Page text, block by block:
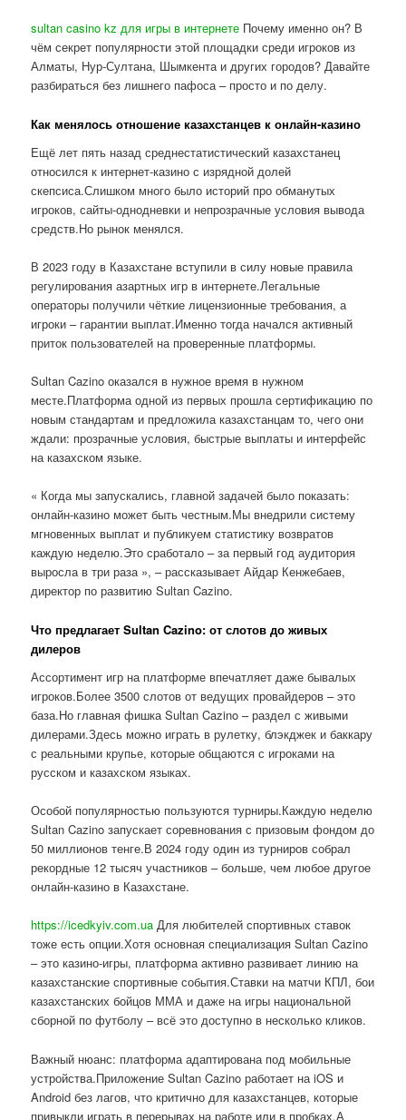
sultan casino kz для игры в интернете Почему именно он? В
чём секрет популярности этой площадки среди игроков из
Алматы, Нур-Султана, Шымкента и других городов? Давайте
разбираться без лишнего пафоса – просто и по делу.
Как менялось отношение казахстанцев к онлайн-казино
Ещё лет пять назад среднестатистический казахстанец
относился к интернет-казино с изрядной долей
скепсиса.Слишком много было историй про обманутых
игроков, сайты-однодневки и непрозрачные условия вывода
средств.Но рынок менялся.
В 2023 году в Казахстане вступили в силу новые правила
регулирования азартных игр в интернете.Легальные
операторы получили чёткие лицензионные требования, а
игроки – гарантии выплат.Именно тогда начался активный
приток пользователей на проверенные платформы.
Sultan Cazino оказался в нужное время в нужном
месте.Платформа одной из первых прошла сертификацию по
новым стандартам и предложила казахстанцам то, чего они
ждали: прозрачные условия, быстрые выплаты и интерфейс
на казахском языке.
« Когда мы запускались, главной задачей было показать:
онлайн-казино может быть честным.Мы внедрили систему
мгновенных выплат и публикуем статистику возвратов
каждую неделю.Это сработало – за первый год аудитория
выросла в три раза », – рассказывает Айдар Кенжебаев,
директор по развитию Sultan Cazino.
Что предлагает Sultan Cazino: от слотов до живых
дилеров
Ассортимент игр на платформе впечатляет даже бывалых
игроков.Более 3500 слотов от ведущих провайдеров – это
база.Но главная фишка Sultan Cazino – раздел с живыми
дилерами.Здесь можно играть в рулетку, блэкджек и баккару
с реальными крупье, которые общаются с игроками на
русском и казахском языках.
Особой популярностью пользуются турниры.Каждую неделю
Sultan Cazino запускает соревнования с призовым фондом до
50 миллионов тенге.В 2024 году один из турниров собрал
рекордные 12 тысяч участников – больше, чем любое другое
онлайн-казино в Казахстане.
https://icedkyiv.com.ua Для любителей спортивных ставок
тоже есть опции.Хотя основная специализация Sultan Cazino
– это казино-игры, платформа активно развивает линию на
казахстанские спортивные события.Ставки на матчи КПЛ, бои
казахстанских бойцов ММА и даже на игры национальной
сборной по футболу – всё это доступно в несколько кликов.
Важный нюанс: платформа адаптирована под мобильные
устройства.Приложение Sultan Cazino работает на iOS и
Android без лагов, что критично для казахстанцев, которые
привыкли играть в перерывах на работе или в пробках.А